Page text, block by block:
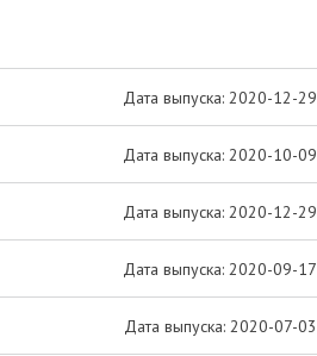
Дата выпуска: 2020-12-29
Дата выпуска: 2020-10-09
Дата выпуска: 2020-12-29
Дата выпуска: 2020-09-17
Дата выпуска: 2020-07-03